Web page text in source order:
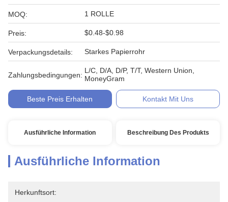
MOQ: 1 ROLLE
Preis: $0.48-$0.98
Verpackungsdetails: Starkes Papierrohr
Zahlungsbedingungen:
L/C, D/A, D/P, T/T, Western Union,
MoneyGram
Beste Preis Erhalten Kontakt Mit Uns
Ausführliche Information Beschreibung Des Produkts
Ausführliche Information
Herkunftsort: